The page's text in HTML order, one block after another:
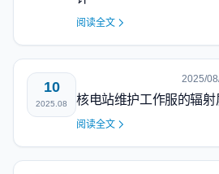
阅读全文
10
2025.08
2025/
核电站维护工作服的辐
阅读全文